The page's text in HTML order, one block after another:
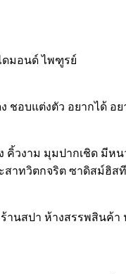
ดมอนด์ ไพฑูรย์
อบแต่งตัว อยากได้ อ
คิ้วงาม มุมปากเชิด มีหน
ทวิตกจริต ซาดิสม์ฮิสที
นสปา ห้างสรรพสินค้